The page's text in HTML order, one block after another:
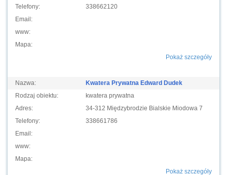
Telefony:
338662120
Email:
www:
Mapa:
Pokaż szczegóły
Nazwa:
Kwatera Prywatna Edward Dudek
Rodzaj obiektu:
kwatera prywatna
Adres:
34-312 Międzybrodzie Bialskie Miodowa 7
Telefony:
338661786
Email:
www:
Mapa:
Pokaż szczegóły